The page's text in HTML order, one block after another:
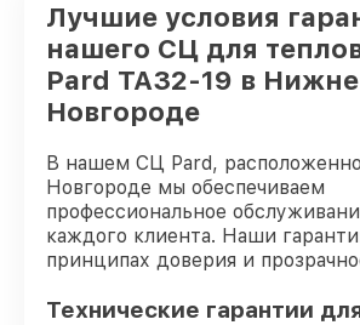
Лучшие условия
нашего СЦ для
Pard TA32-19 в
Новгороде
В нашем СЦ Pard,
Новгороде мы обеспечиваем
профессиональное
каждого клиента. Наши
принципах доверия и
Технические гарантии